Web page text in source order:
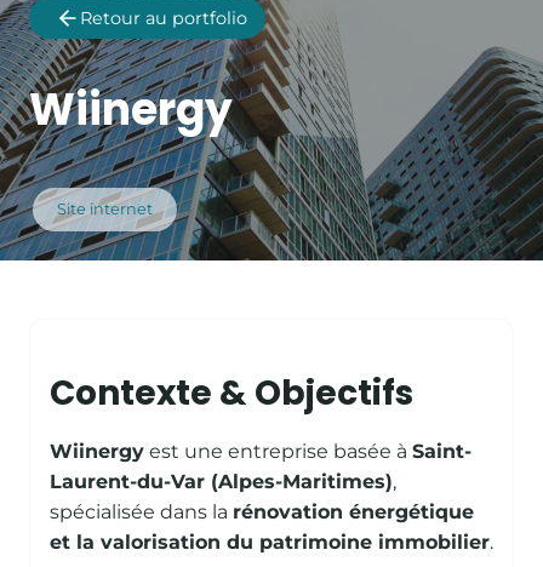
Retour au portfolio
Wiinergy
Site internet
Contexte & Objectifs
Wiinergy est une entreprise basée à Saint-
Laurent-du-Var (Alpes-Maritimes),
spécialisée dans la rénovation énergétique
et la valorisation du patrimoine immobilier.